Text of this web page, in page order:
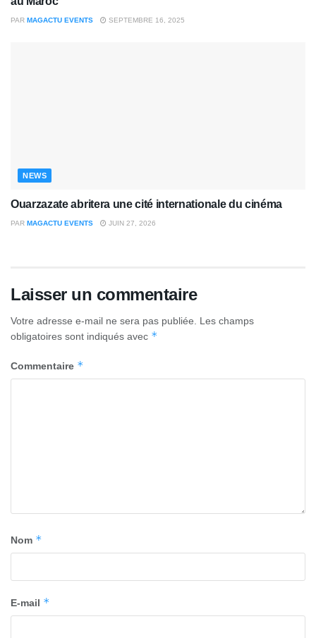
PAR MAGACTU EVENTS SEPTEMBRE 16, 2025
NEWS
Ouarzazate abritera une cité internationale du cinéma
PAR MAGACTU EVENTS JUIN 27, 2026
Laisser un commentaire
Votre adresse e-mail ne sera pas publiée.
Les champs
obligatoires sont indiqués avec *
Commentaire *
Nom *
E-mail *